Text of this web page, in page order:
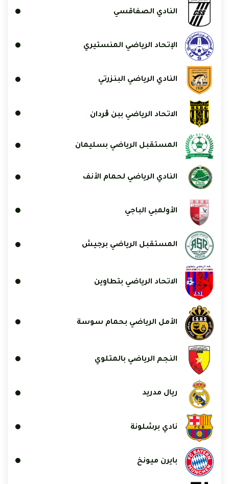
النادي الصفاقسي
الإتحاد الرياضي المنستيري
النادي الرياضي البنزرتي
الاتحاد الرياضي ببن ڨردان
المستقبل الرياضي بسليمان
النادي الرياضي لحمام الأنف
الأولمبي الباجي
المستقبل الرياضي برجيش
الاتحاد الرياضي بتطاوين
الأمل الرياضي بحمام سوسة
النجم الرياضي بالمتلوي
ريال مدريد
نادي برشلونة
بايرن ميونخ